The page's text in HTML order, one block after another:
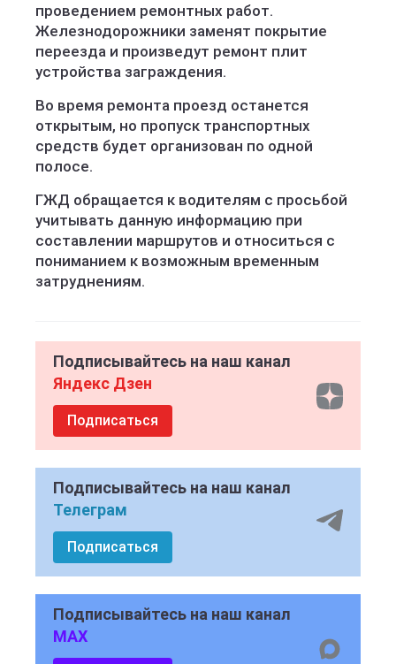
проведением ремонтных работ.
Железнодорожники заменят покрытие
переезда и произведут ремонт плит
устройства заграждения.
Во время ремонта проезд останется
открытым, но пропуск транспортных
средств будет организован по одной
полосе.
ГЖД обращается к водителям с просьбой
учитывать данную информацию при
составлении маршрутов и относиться с
пониманием к возможным временным
затруднениям.
Подписывайтесь на наш канал
Яндекс Дзен
Подписаться
Подписывайтесь на наш канал
Телеграм
Подписаться
Подписывайтесь на наш канал
MAX